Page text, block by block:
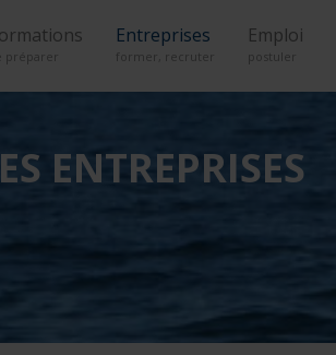
préparer
Entreprises
former, recruter
Emploi
postuler
ENTREPRISES